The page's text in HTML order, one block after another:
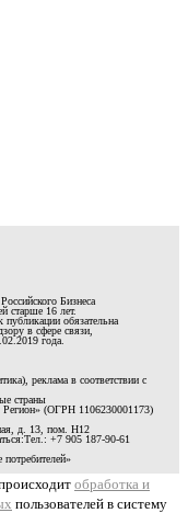
Бизнеса
старше 16 лет.
публикации обязательна
в сфере связи,
года.
реклама в соответствии с
страны
Регион» (ОГРН 1106230001173)
д. 13, пом. Н12
+7 905 187-90-61
обработка и
пользователей в систему